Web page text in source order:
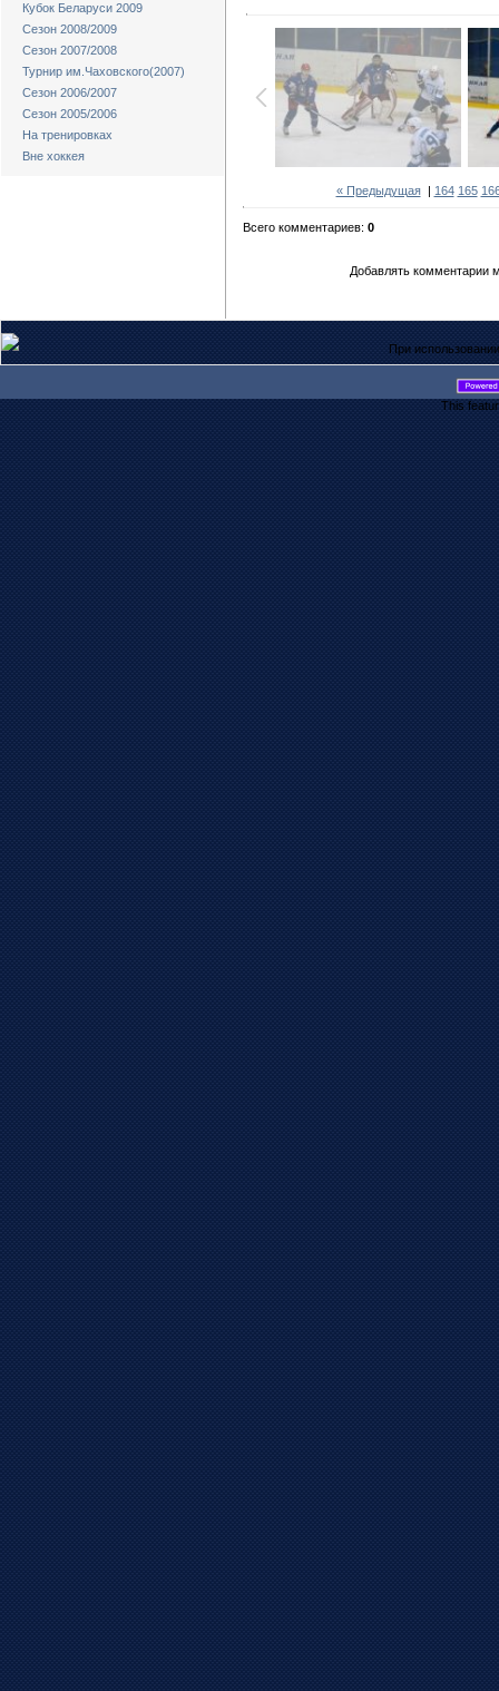
Кубок Беларуси 2009
Сезон 2008/2009
Сезон 2007/2008
Турнир им.Чаховского(2007)
Сезон 2006/2007
Сезон 2005/2006
На тренировках
Вне хоккея
« Предыдущая| 164 165
Всего комментариев: 0
Добавлять комментарии
При
This